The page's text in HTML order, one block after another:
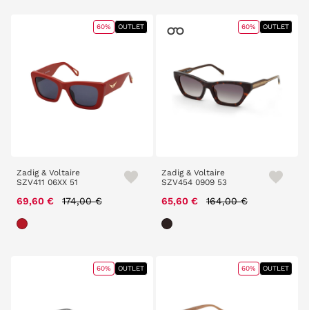
Zadig & Voltaire
SZV411 06XX 51
69,60 € Price reduced from
174,00 €
60% OUTLET
Zadig & Voltaire
SZV454 0909 53
65,60 € Price reduced from
164,00 €
60% OUTLET
60% OUTLET 60% OUTLET